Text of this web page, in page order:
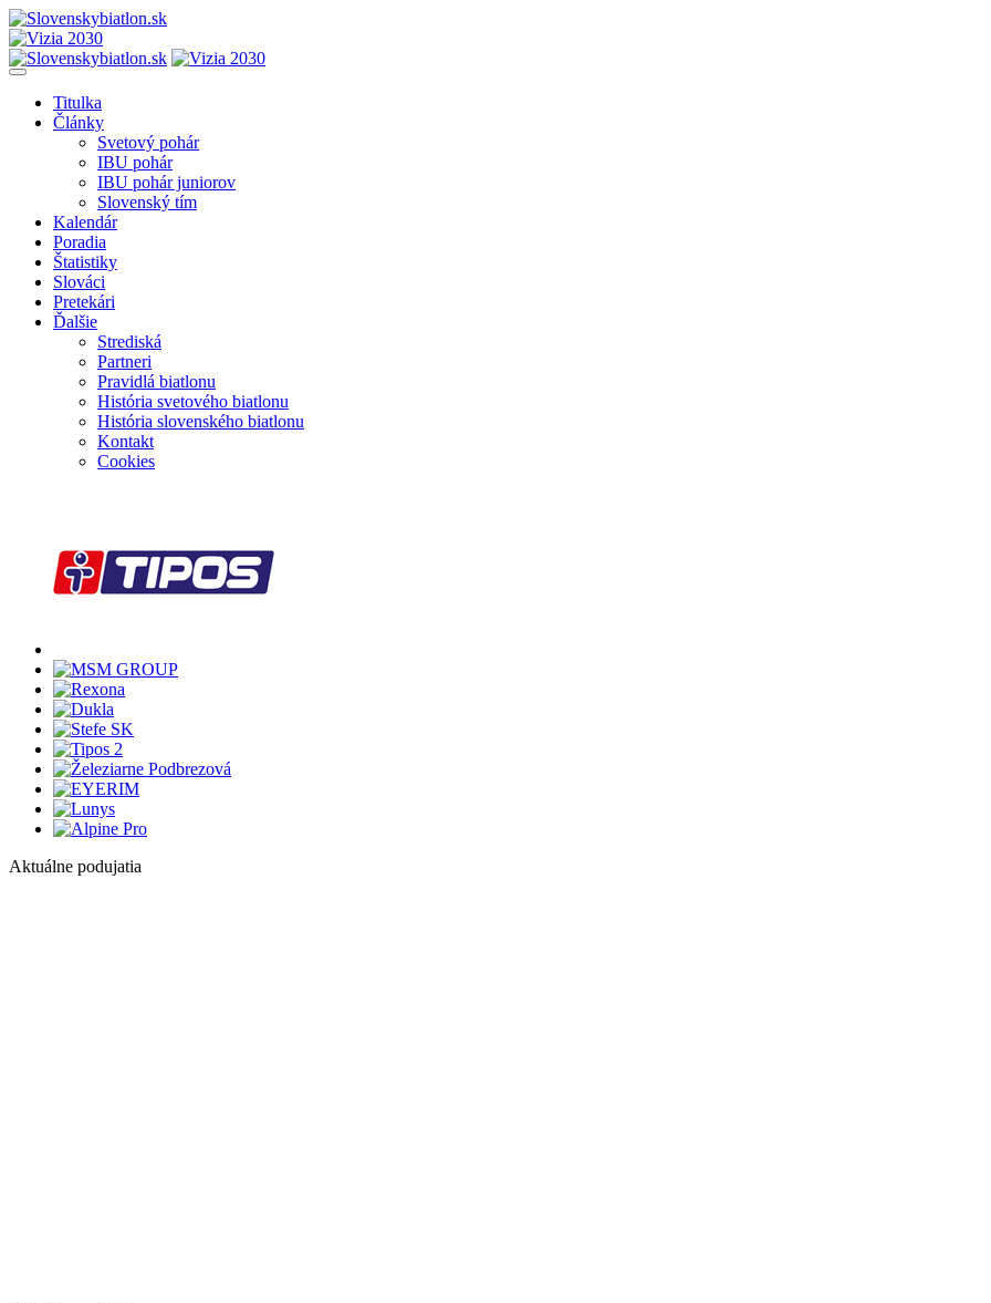
Titulka
Články
Svetový pohár
IBU pohár
IBU pohár juniorov
Slovenský tím
Kalendár
Poradia
Štatistiky
Slováci
Pretekári
Ďalšie
Strediská
Partneri
Pravidlá biatlonu
História svetového biatlonu
História slovenského biatlonu
Kontakt
Cookies
Aktuálne podujatia